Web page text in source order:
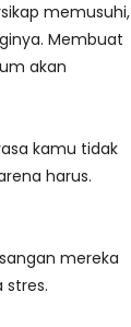
memusuhi,
Membuat
akan
kamu tidak
harus.
mereka
stres.